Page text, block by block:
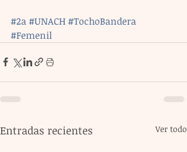
#2a#UNACH#TochoBandera
#Femenil
Entradas recientes Ver todo